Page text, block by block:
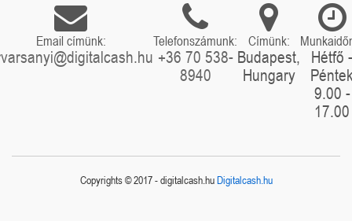
Email címünk: Telefonszámunk:
+36 70 538-
8940
Címünk:
Budapest,
Hungary
Hétfő -
9.00 -
17.00
Copyrights © 2017 - digitalcash.huDigitalcash.hu